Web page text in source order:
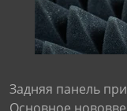
Задняя панель